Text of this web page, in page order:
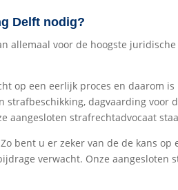
Delft nodig?
allemaal voor de hoogste
op een eerlijk proces en daarom
strafbeschikking, dagvaarding
aangesloten strafrechtadvocaat
bent u er zeker van de de kans
verwacht. Onze aangesloten